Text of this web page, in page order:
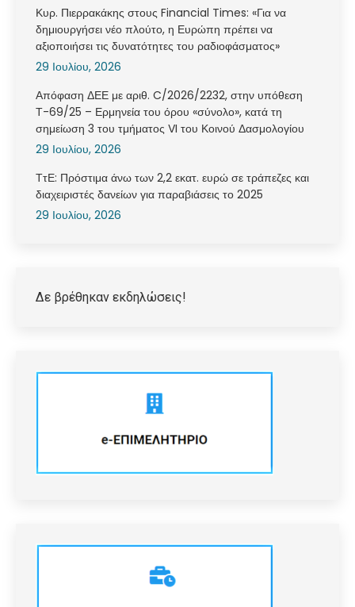
Κυρ. Πιερρακάκης στους Financial Times: «Για να
δημιουργήσει νέο πλούτο, η Ευρώπη πρέπει να
αξιοποιήσει τις δυνατότητες του ραδιοφάσματος»
29 Ιουλίου, 2026
Απόφαση ΔΕΕ με αριθ. C/2026/2232, στην υπόθεση
Τ-69/25 – Ερμηνεία του όρου «σύνολο», κατά τη
σημείωση 3 του τμήματος VI του Κοινού Δασμολογίου
29 Ιουλίου, 2026
ΤτΕ: Πρόστιμα άνω των 2,2 εκατ. ευρώ σε τράπεζες και
διαχειριστές δανείων για παραβιάσεις το 2025
29 Ιουλίου, 2026
Δε βρέθηκαν εκδηλώσεις!